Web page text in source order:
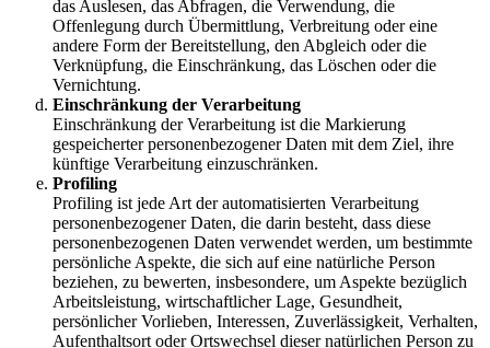
das Auslesen, das Abfragen, die Verwendung, die
Offenlegung durch Übermittlung, Verbreitung oder eine
andere Form der Bereitstellung, den Abgleich oder die
Verknüpfung, die Einschränkung, das Löschen oder die
Vernichtung.
Einschränkung der Verarbeitung
Einschränkung der Verarbeitung ist die Markierung
gespeicherter personenbezogener Daten mit dem Ziel, ihre
künftige Verarbeitung einzuschränken.
Profiling
Profiling ist jede Art der automatisierten Verarbeitung
personenbezogener Daten, die darin besteht, dass diese
personenbezogenen Daten verwendet werden, um bestimmte
persönliche Aspekte, die sich auf eine natürliche Person
beziehen, zu bewerten, insbesondere, um Aspekte bezüglich
Arbeitsleistung, wirtschaftlicher Lage, Gesundheit,
persönlicher Vorlieben, Interessen, Zuverlässigkeit, Verhalten,
Aufenthaltsort oder Ortswechsel dieser natürlichen Person zu